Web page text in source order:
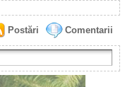
Comentarii
Postări